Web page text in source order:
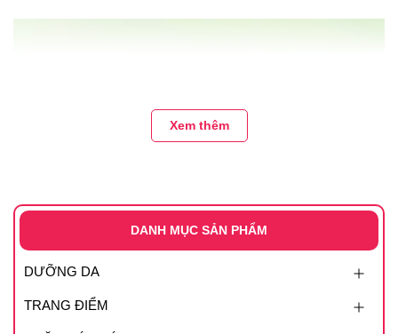
Xem thêm
DANH MỤC SẢN PHẨM
DƯỠNG DA
TRANG ĐIỂM